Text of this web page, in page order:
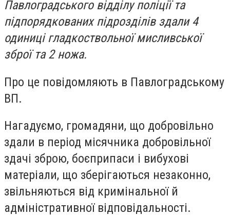
Павлоградського відділу поліції та
підпорядкованих підрозділів здали 4
одиниці гладкоствольної мисливської
зброї та 2 ножа.
Про це повідомляють в Павлоградському
ВП.
Нагадуємо, громадяни, що добровільно
здали в період місячника добровільної
здачі зброю, боєприпаси і вибухові
матеріали, що зберігаються незаконно,
звільняються від кримінальної й
адміністративної відповідальності.